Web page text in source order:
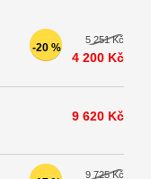
-20 %
5 251 Kč
4 200 Kč
9 620 Kč
9 725 Kč